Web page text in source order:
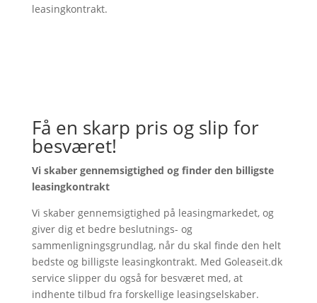
leasingkontrakt.
Få en skarp pris og slip for
besværet!
Vi skaber gennemsigtighed og finder den billigste
leasingkontrakt
Vi skaber gennemsigtighed på leasingmarkedet, og
giver dig et bedre beslutnings- og
sammenligningsgrundlag, når du skal finde den helt
bedste og billigste leasingkontrakt. Med Goleaseit.dk
service slipper du også for besværet med, at
indhente tilbud fra forskellige leasingselskaber.